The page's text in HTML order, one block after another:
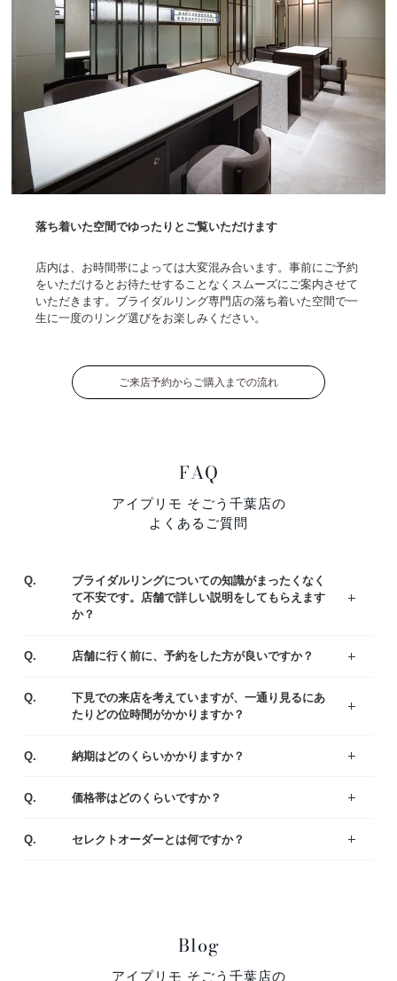
落ち着いた空間でゆったりとご覧いただけます
店内は、お時間帯によっては大変混み合います。事前にご予約
をいただけるとお待たせすることなくスムーズにご案内させて
いただきます。ブライダルリング専門店の落ち着いた空間で一
生に一度のリング選びをお楽しみください。
ご来店予約からご購入までの流れ
FAQ
アイプリモ そごう千葉店の
よくあるご質問
Q.
ブライダルリングについての知識がまったくなく
て不安です。店舗で詳しい説明をしてもらえます
か？
Q.
店舗に行く前に、予約をした方が良いですか？
Q.
下見での来店を考えていますが、一通り見るにあ
たりどの位時間がかかりますか？
Q.
納期はどのくらいかかりますか？
Q.
価格帯はどのくらいですか？
Q.
セレクトオーダーとは何ですか？
Blog
アイプリモ そごう千葉店の